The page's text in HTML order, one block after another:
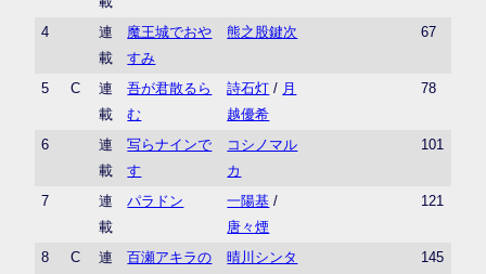
4
連
載
魔王城でおや
すみ
熊之股鍵次 67
5 C
連
載
吾が君散るら
む
詩石灯 / 月
越優希
78
6
連
載
写らナインで
す
コシノマル
カ
101
7
連
載
パラドン 一陽基 /
唐々煙
121
8 C
連
百瀬アキラの
晴川シンタ 145